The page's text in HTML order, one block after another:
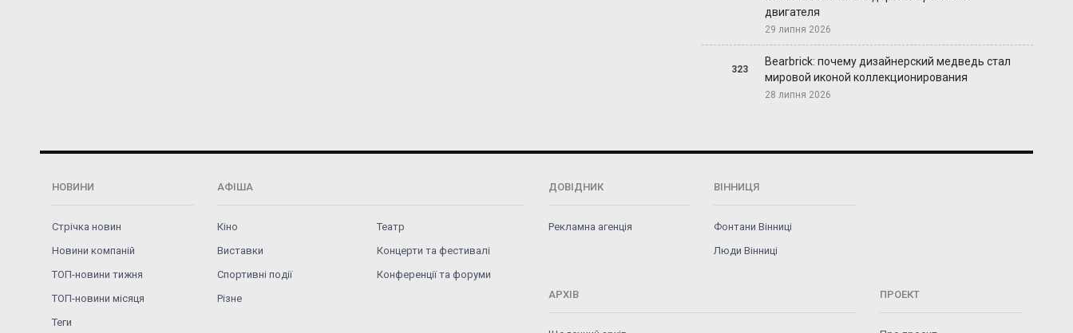
двигателя
29 липня 2026
323
Bearbrick: почему дизайнерский медведь стал
мировой иконой коллекционирования
28 липня 2026
НОВИНИ
Стрічка новин
Новини компаній
ТОП-новини тижня
ТОП-новини місяця
Теги
АФІША
Кіно
Театр
Виставки
Концерти та фестивалі
Спортивні події
Конференції та форуми
Різне
ДОВІДНИК
Рекламна агенція
ВІННИЦЯ
Фонтани Вінниці
Люди Вінниці
АРХІВ ПРОЕКТ